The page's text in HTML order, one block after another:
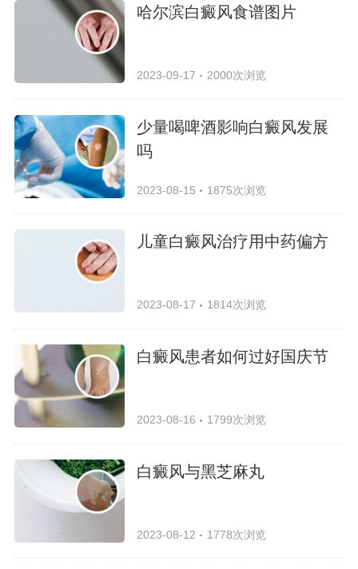
哈尔滨白癜风食谱图片
2023-09-17 2000次浏览
少量喝啤酒影响白癜风发展
吗
2023-08-15 1875次浏览
儿童白癜风治疗用中药偏方
2023-08-17 1814次浏览
白癜风患者如何过好国庆节
2023-08-16 1799次浏览
白癜风与黑芝麻丸
2023-08-12 1778次浏览